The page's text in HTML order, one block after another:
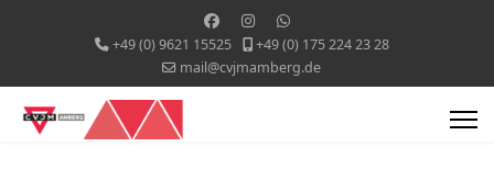
+49 (0) 9621 15525
+49 (0) 175 224 23 28
mail@cvjmamberg.de